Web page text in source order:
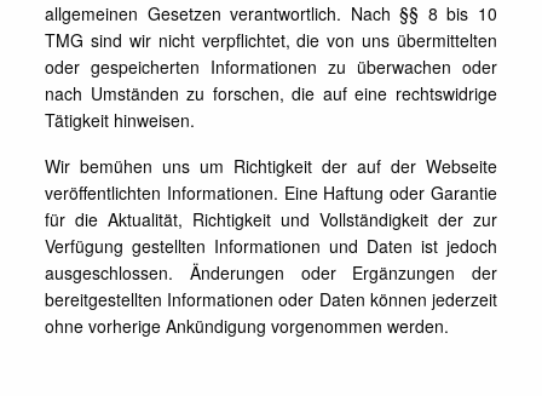
allgemeinen Gesetzen verantwortlich. Nach §§ 8 bis 10
TMG sind wir nicht verpflichtet, die von uns übermittelten
oder gespeicherten Informationen zu überwachen oder
nach Umständen zu forschen, die auf eine rechtswidrige
Tätigkeit hinweisen.
Wir bemühen uns um Richtigkeit der auf der Webseite
veröffentlichten Informationen. Eine Haftung oder Garantie
für die Aktualität, Richtigkeit und Vollständigkeit der zur
Verfügung gestellten Informationen und Daten ist jedoch
ausgeschlossen. Änderungen oder Ergänzungen der
bereitgestellten Informationen oder Daten können jederzeit
ohne vorherige Ankündigung vorgenommen werden.